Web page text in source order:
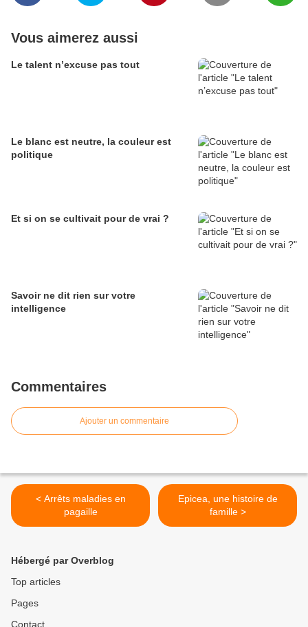
Vous aimerez aussi
Le talent n’excuse pas tout
Le blanc est neutre, la couleur est
politique
Et si on se cultivait pour de vrai ?
Savoir ne dit rien sur votre
intelligence
Commentaires
Ajouter un commentaire
< Arrêts maladies en
pagaille
Epicea, une histoire de
famille >
Hébergé par Overblog
Top articles
Pages
Contact